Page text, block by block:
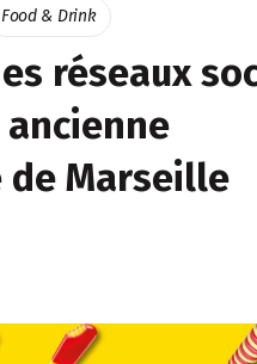
Food & Drink
réseaux
Marseille